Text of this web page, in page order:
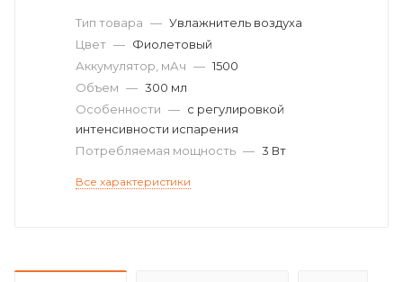
Тип товара — Увлажнитель воздуха
Цвет — Фиолетовый
Аккумулятор, мАч — 1500
Объем — 300 мл
Особенности — с регулировкой
интенсивности испарения
Потребляемая мощность — 3 Вт
Все характеристики